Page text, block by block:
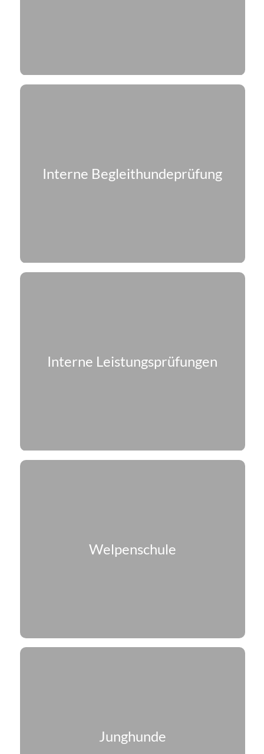
Interne Begleithundeprüfung
Interne Leistungsprüfungen
Welpenschule
Junghunde